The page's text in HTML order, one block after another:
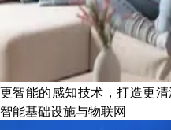
更智能的感知技术，打造更
智能基础设施与物联网